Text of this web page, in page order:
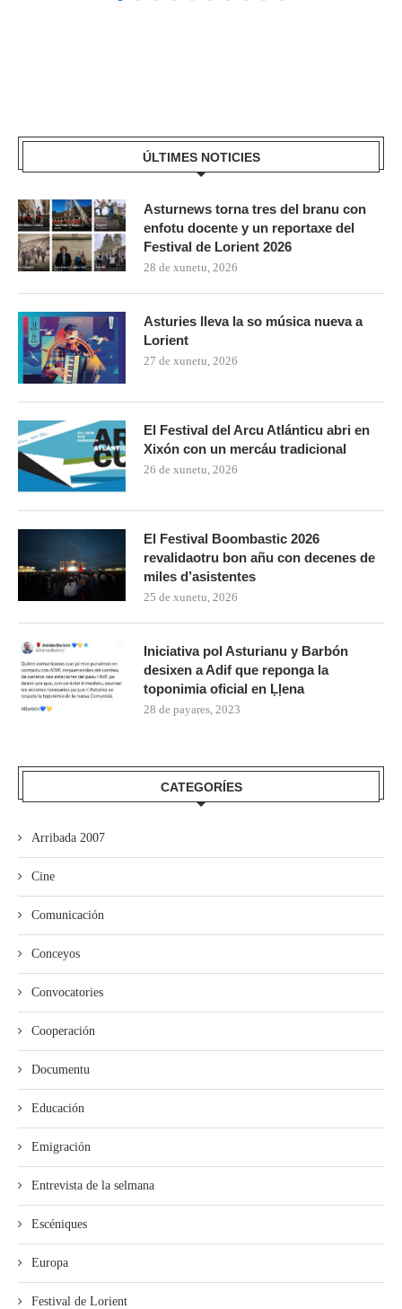
ÚLTIMES NOTICIES
Asturnews torna tres del branu con
enfotu docente y un reportaxe del
Festival de Lorient 2026
28 de xunetu, 2026
Asturies lleva la so música nueva a
Lorient
27 de xunetu, 2026
El Festival del Arcu Atlánticu abri en
Xixón con un mercáu tradicional
26 de xunetu, 2026
El Festival Boombastic 2026
revalidaotru bon añu con decenes de
miles d’asistentes
25 de xunetu, 2026
Iniciativa pol Asturianu y Barbón
desixen a Adif que reponga la
toponimia oficial en Ḷḷena
28 de payares, 2023
CATEGORÍES
Arribada 2007
Cine
Comunicación
Conceyos
Convocatories
Cooperación
Documentu
Educación
Emigración
Entrevista de la selmana
Escéniques
Europa
Festival de Lorient